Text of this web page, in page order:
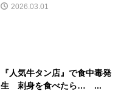
2026.03.01
『人気牛タン店』で食中毒発
生 刺身を食べたら… ...